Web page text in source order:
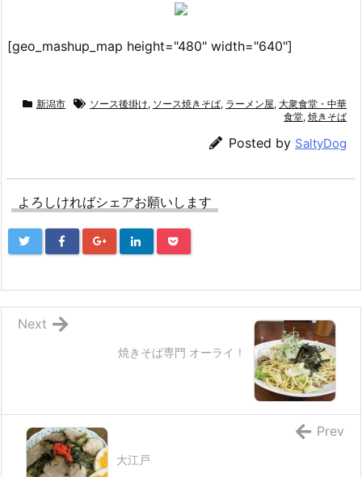
[geo_mashup_map height="480" width="640"]
新潟市 ソース後掛け, ソース焼きそば, ラーメン屋, 大衆食堂・中華
食堂, 焼きそば
Posted by SaltyDog
よろしければシェアお願いします
焼きそば専門 オーライ！
Next
大江戸
Prev